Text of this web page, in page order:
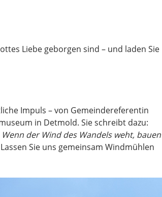
Liebe geborgen sind – und laden Sie
Impuls – von Gemeindereferentin
in Detmold. Sie schreibt dazu:
Wenn der Wind des Wandels weht, bauen
Lassen Sie uns gemeinsam Windmühlen